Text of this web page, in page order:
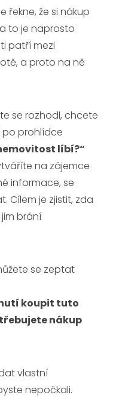
řekne, že si nákup
to je naprosto
patří mezi
a proto na ně
se rozhodl, chcete
po prohlídce
líbí?“
na zájemce
informace, se
Cílem je zjistit, zda
jim brání
se zeptat
koupit tuto
nákup
vlastní
nepočkali.